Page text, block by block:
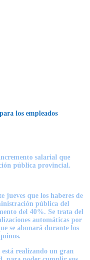
los empleados
salarial que
pública provincial.
jueves que los haberes de
pública del
del 40%. Se trata del
automáticas por
se abonará durante los
realizando un gran